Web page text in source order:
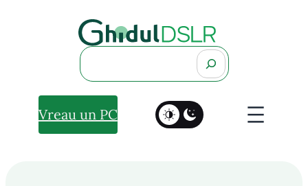
Search
Vreau un PC